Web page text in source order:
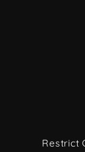
Restrict